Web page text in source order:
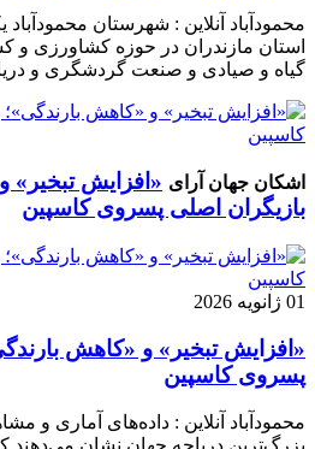
محمودآباد آنلاین : شهرستان
استان مازندران در حوزه کشاورزی
گیاه و صیادی و صنعت گردشگری و
اشکان جهان آرای «افزایش تبخیر»
بازیگران اصلی پسروی کاسپین
01 ژانویه 2026
«افزایش تبخیر» و «کاهش
پسروی کاسپین
محمودآباد آنلاین : داده‌های آماری و